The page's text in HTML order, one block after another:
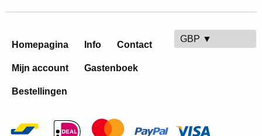
Homepagina Info Contact
Mijn account Gastenboek
Bestellingen
GBP ▼